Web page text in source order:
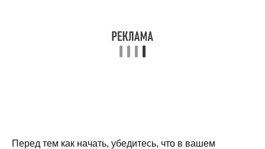
Перед тем как начать, убедитесь, что в вашем